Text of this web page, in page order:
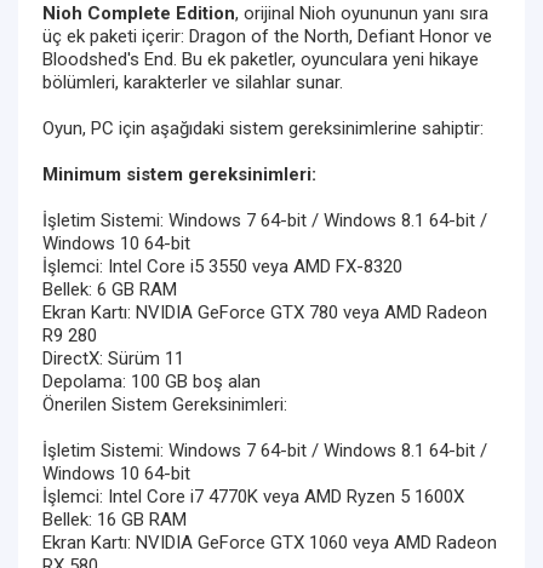
Nioh Complete Edition, orijinal Nioh oyununun yanı sıra
üç ek paketi içerir: Dragon of the North, Defiant Honor ve
Bloodshed's End. Bu ek paketler, oyunculara yeni hikaye
bölümleri, karakterler ve silahlar sunar.
Oyun, PC için aşağıdaki sistem gereksinimlerine sahiptir:
Minimum sistem gereksinimleri:
İşletim Sistemi: Windows 7 64-bit / Windows 8.1 64-bit /
Windows 10 64-bit
İşlemci: Intel Core i5 3550 veya AMD FX-8320
Bellek: 6 GB RAM
Ekran Kartı: NVIDIA GeForce GTX 780 veya AMD Radeon
R9 280
DirectX: Sürüm 11
Depolama: 100 GB boş alan
Önerilen Sistem Gereksinimleri:
İşletim Sistemi: Windows 7 64-bit / Windows 8.1 64-bit /
Windows 10 64-bit
İşlemci: Intel Core i7 4770K veya AMD Ryzen 5 1600X
Bellek: 16 GB RAM
Ekran Kartı: NVIDIA GeForce GTX 1060 veya AMD Radeon